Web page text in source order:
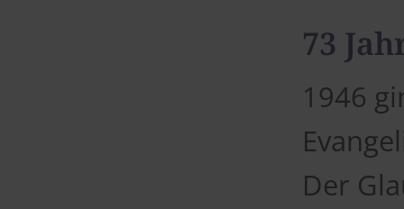
73
1946
Der